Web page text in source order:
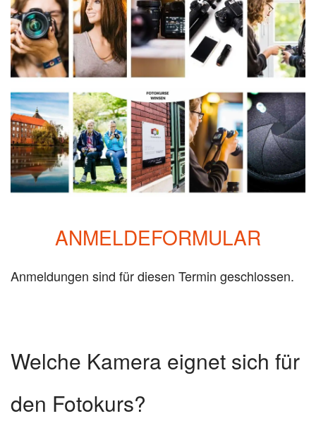
ANMELDEFORMULAR
Anmeldungen sind für diesen Termin geschlossen.
Welche Kamera eignet sich für
den Fotokurs?